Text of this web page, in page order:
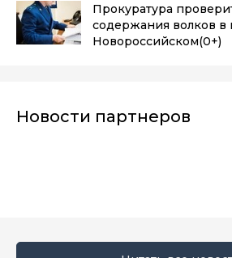
Прокуратура
содержания волков в
Новороссийском(0+)
Новости партнеров